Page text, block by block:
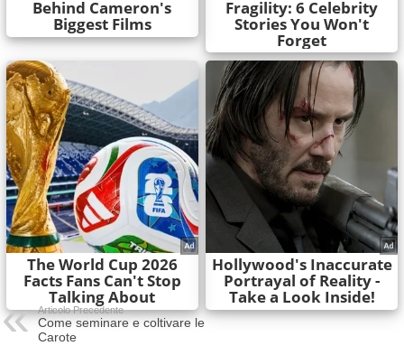
Articolo Precedente
Come seminare e coltivare le
Carote